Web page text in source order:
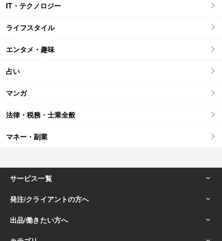
IT・テクノロジー
ライフスタイル
エンタメ・趣味
占い
マンガ
法律・税務・士業全般
マネー・副業